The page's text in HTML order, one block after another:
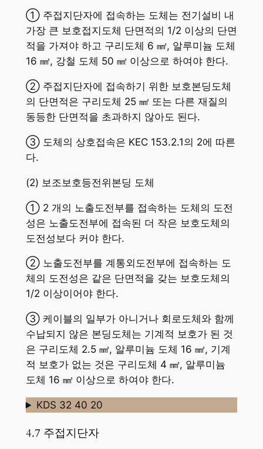
① 주접지단자에 접속하는 도체는 전기설비 내
가장 큰 보호접지도체 단면적의 1/2 이상의 단면
적을 가져야 하고 구리도체 6 ㎟, 알루미늄 도체
16 ㎟, 강철 도체 50 ㎟ 이상으로 하여야 한다.
② 주접지단자에 접속하기 위한 보호본딩도체
의 단면적은 구리도체 25 ㎟ 또는 다른 재질의
동등한 단면적을 초과하지 않아도 된다.
③ 도체의 상호접속은 KEC 153.2.1의 2에 따른
다.
(2) 보조보호등전위본딩 도체
① 2 개의 노출도전부를 접속하는 도체의 도전
성은 노출도전부에 접속된 더 작은 보호도체의
도전성보다 커야 한다.
② 노출도전부를 계통외도전부에 접속하는 도
체의 도전성은 같은 단면적을 갖는 보호도체의
1/2 이상이어야 한다.
③ 케이블의 일부가 아니거나 회로도체와 함께
수납되지 않은 본딩도체는 기계적 보호가 된 것
은 구리도체 2.5 ㎟, 알루미늄 도체 16 ㎟, 기계
적 보호가 없는 것은 구리도체 4 ㎟, 알루미늄
도체 16 ㎟ 이상으로 하여야 한다.
KDS 32 40 20
4.7 주접지단자